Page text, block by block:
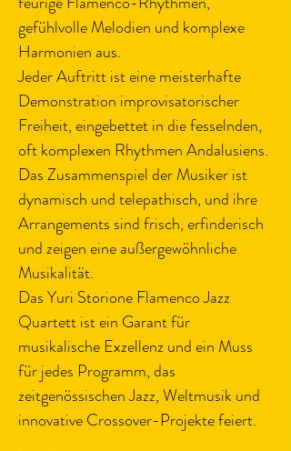
gefühlvolle Melodien und komplexe
Harmonien aus.
Jeder Auftritt ist eine meisterhafte
Demonstration improvisatorischer
Freiheit, eingebettet in die fesselnden,
oft komplexen Rhythmen Andalusiens.
Das Zusammenspiel der Musiker ist
dynamisch und telepathisch, und ihre
Arrangements sind frisch, erfinderisch
und zeigen eine außergewöhnliche
Musikalität.
Das Yuri Storione Flamenco Jazz
Quartett ist ein Garant für
musikalische Exzellenz und ein Muss
für jedes Programm, das
zeitgenössischen Jazz, Weltmusik und
innovative Crossover-Projekte feiert.